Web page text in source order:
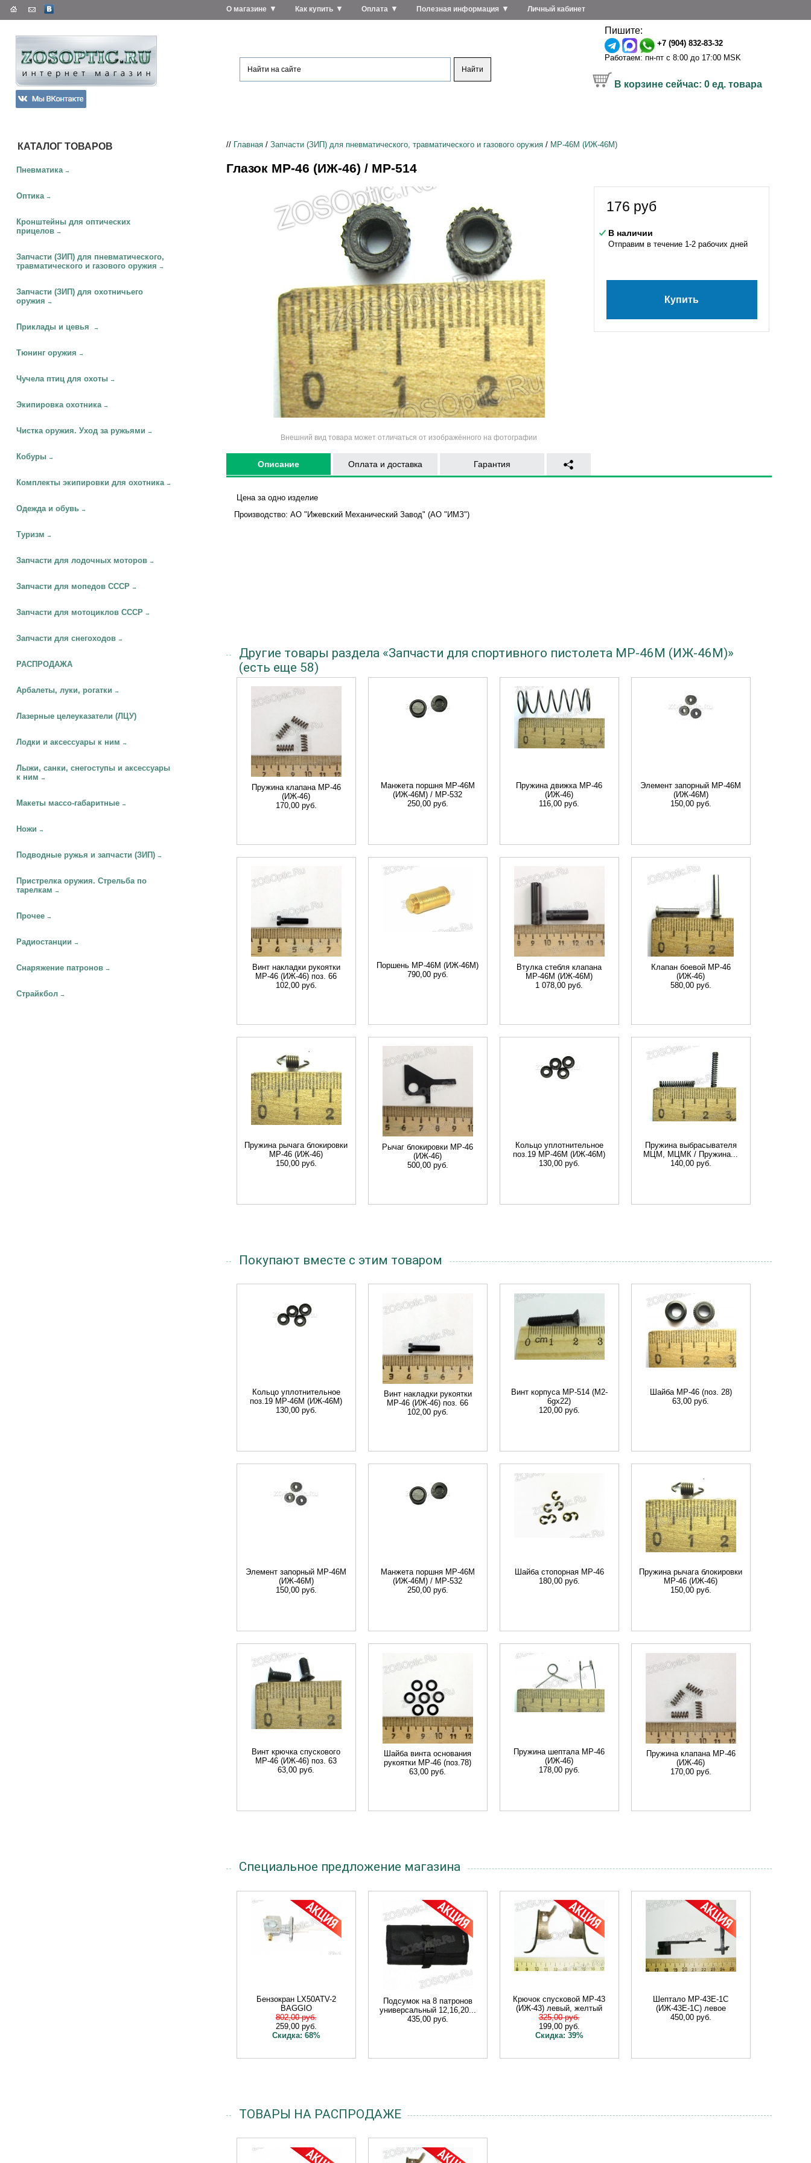
О магазине▼ Как купить▼ Оплата ▼ Полезная информация ▼ Личный кабинет
Пишите:
+7 (904) 832-83-32
Работаем: пн-пт с 8:00 до 17:00 MSK
В корзине сейчас: 0ед. товара
КАТАЛОГ ТОВАРОВ
Пневматика →
Оптика →
Кронштейны для оптических
прицелов →
Запчасти (ЗИП) для пневматического,
травматического и газового оружия →
Запчасти (ЗИП) для охотничьего
оружия →
Приклады и цевья →
Тюнинг оружия →
Чучела птиц для охоты →
Экипировка охотника →
Чистка оружия. Уход за ружьями →
Кобуры →
Комплекты экипировки для охотника →
Одежда и обувь →
Туризм →
Запчасти для лодочных моторов →
Запчасти для мопедов СССР →
Запчасти для мотоциклов СССР →
Запчасти для снегоходов →
РАСПРОДАЖА
Арбалеты, луки, рогатки →
Лазерные целеуказатели (ЛЦУ)
Лодки и аксессуары к ним →
Лыжи, санки, снегоступы и аксессуары
к ним →
Макеты массо-габаритные →
Ножи →
Подводные ружья и запчасти (ЗИП) →
Пристрелка оружия. Стрельба по
тарелкам →
Прочее →
Радиостанции →
Снаряжение патронов →
Страйкбол →
// Главная / Запчасти (ЗИП) для пневматического, травматического и газового оружия / МР-46M (ИЖ-46М)
Глазок МР-46 (ИЖ-46) / МР-514
Внешний вид товара может отличаться от изображённого на фотографии
176 руб
В наличии
Отправим в течение 1-2 рабочих дней
Купить
Описание Оплата и доставка Гарантия
Цена за одно изделие
Производство: АО "Ижевский Механический Завод" (АО "ИМЗ")
Другие товары раздела «Запчасти для спортивного пистолета МР-46М (ИЖ-46М)»
(есть еще 58)
Пружина клапана МР-46
(ИЖ-46)
170,00 руб.
Манжета поршня МР-46M
(ИЖ-46М) / MP-532
250,00 руб.
Пружина движка МР-46
(ИЖ-46)
116,00 руб.
Элемент запорный МР-46M
(ИЖ-46М)
150,00 руб.
Винт накладки рукоятки
МР-46 (ИЖ-46) поз. 66
102,00 руб.
Поршень МР-46M (ИЖ-46М)
790,00 руб.
Втулка стебля клапана
МР-46M (ИЖ-46М)
1 078,00 руб.
Клапан боевой МР-46
(ИЖ-46)
580,00 руб.
Пружина рычага блокировки
МР-46 (ИЖ-46)
150,00 руб.
Рычаг блокировки МР-46
(ИЖ-46)
500,00 руб.
Кольцо уплотнительное
поз.19 МР-46M (ИЖ-46М)
130,00 руб.
Пружина выбрасывателя
МЦМ, МЦМК / Пружина...
140,00 руб.
Покупают вместе с этим товаром
Кольцо уплотнительное
поз.19 МР-46M (ИЖ-46М)
130,00 руб.
Винт накладки рукоятки
МР-46 (ИЖ-46) поз. 66
102,00 руб.
Винт корпуса МР-514 (М2-
6gх22)
120,00 руб.
Шайба МР-46 (поз. 28)
63,00 руб.
Элемент запорный МР-46M
(ИЖ-46М)
150,00 руб.
Манжета поршня МР-46M
(ИЖ-46М) / MP-532
250,00 руб.
Шайба cтопорная МР-46
180,00 руб.
Пружина рычага блокировки
МР-46 (ИЖ-46)
150,00 руб.
Винт крючка спускового
МР-46 (ИЖ-46) поз. 63
63,00 руб.
Шайба винта основания
рукоятки МР-46 (поз.78)
63,00 руб.
Пружина шептала МР-46
(ИЖ-46)
178,00 руб.
Пружина клапана МР-46
(ИЖ-46)
170,00 руб.
Специальное предложение магазина
Бензокран LX50ATV-2
BAGGIO
802,00 руб.
259,00 руб.
Скидка: 68%
Подсумок на 8 патронов
универсальный 12,16,20...
435,00 руб.
Крючок спусковой МР-43
(ИЖ-43) левый, желтый
325,00 руб.
199,00 руб.
Скидка: 39%
Шептало МР-43Е-1С
(ИЖ-43Е-1С) левое
450,00 руб.
ТОВАРЫ НА РАСПРОДАЖЕ